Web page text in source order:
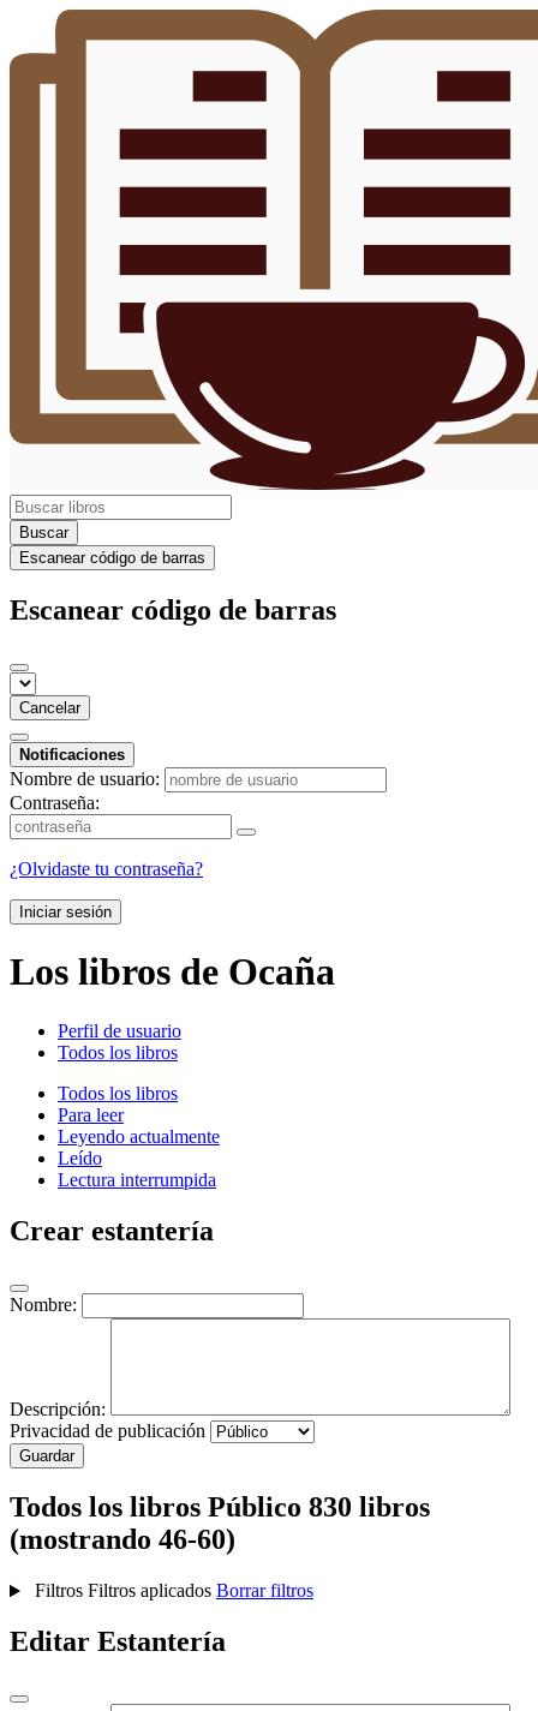
Buscar
Escanear código de barras
Escanear código de barras
Cancelar
Notificaciones
Nombre de usuario:
Contraseña:
¿Olvidaste tu contraseña?
Iniciar sesión
Los libros de Ocaña
Perfil de usuario
Todos los libros
Todos los libros
Para leer
Leyendo actualmente
Leído
Lectura interrumpida
Crear estantería
Nombre:
Descripción:
Privacidad de publicación
Guardar
Todos los libros Público 830 libros
(mostrando 46-60)
Filtros Filtros aplicados Borrar filtros
Editar Estantería